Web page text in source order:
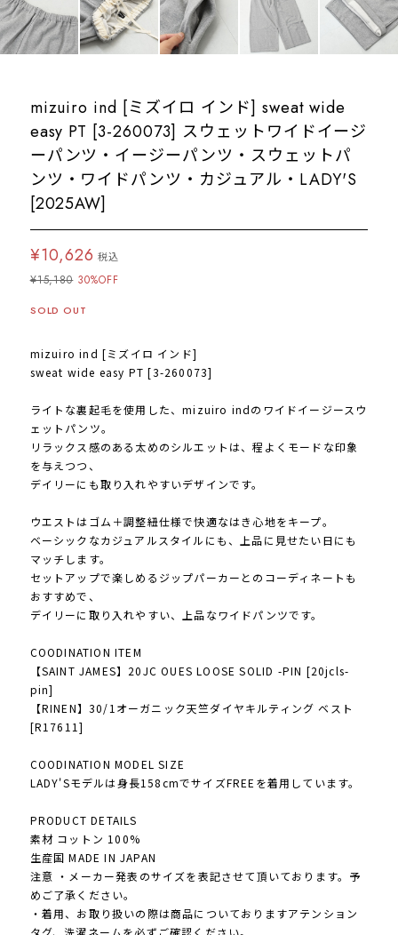
mizuiro ind [ミズイロ インド] sweat wide
easy PT [3-260073] スウェットワイドイージ
ーパンツ・イージーパンツ・スウェットパ
ンツ・ワイドパンツ・カジュアル・LADY'S
[2025AW]
¥10,626 税込
¥15,180 30%OFF
SOLD OUT
mizuiro ind [ミズイロ インド]
sweat wide easy PT [3-260073]
ライトな裏起毛を使用した、mizuiro indのワイドイージースウ
ェットパンツ。
リラックス感のある太めのシルエットは、程よくモードな印象
を与えつつ、
デイリーにも取り入れやすいデザインです。
ウエストはゴム＋調整紐仕様で快適なはき心地をキープ。
ベーシックなカジュアルスタイルにも、上品に見せたい日にも
マッチします。
セットアップで楽しめるジップパーカーとのコーディネートも
おすすめで、
デイリーに取り入れやすい、上品なワイドパンツです。
COODINATION ITEM
【SAINT JAMES】20JC OUES LOOSE SOLID -PIN [20jcls-
pin]
【RINEN】30/1オーガニック天竺ダイヤキルティング ベスト
[R17611]
COODINATION MODEL SIZE
LADY'Sモデルは身長158cmでサイズFREEを着用しています。
PRODUCT DETAILS
素材 コットン 100%
生産国 MADE IN JAPAN
注意 ・メーカー発表のサイズを表記させて頂いております。予
めご了承ください。
・着用、お取り扱いの際は商品についておりますアテンション
タグ、洗濯ネームを必ずご確認ください。